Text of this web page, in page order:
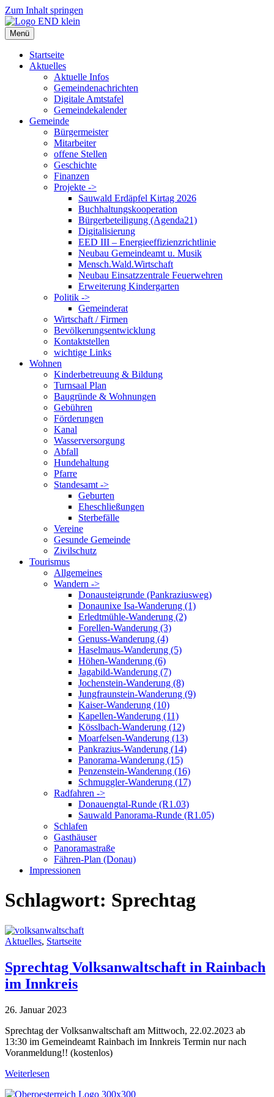
Zum Inhalt springen
Menü
Startseite
Aktuelles
Aktuelle Infos
Gemeindenachrichten
Digitale Amtstafel
Gemeindekalender
Gemeinde
Bürgermeister
Mitarbeiter
offene Stellen
Geschichte
Finanzen
Projekte ->
Sauwald Erdäpfel Kirtag 2026
Buchhaltungskooperation
Bürgerbeteiligung (Agenda21)
Digitalisierung
EED III – Energieeffizienzrichtlinie
Neubau Gemeindeamt u. Musik
Mensch.Wald.Wirtschaft
Neubau Einsatzzentrale Feuerwehren
Erweiterung Kindergarten
Politik ->
Gemeinderat
Wirtschaft / Firmen
Bevölkerungsentwicklung
Kontaktstellen
wichtige Links
Wohnen
Kinderbetreuung & Bildung
Turnsaal Plan
Baugründe & Wohnungen
Gebühren
Förderungen
Kanal
Wasserversorgung
Abfall
Hundehaltung
Pfarre
Standesamt ->
Geburten
Eheschließungen
Sterbefälle
Vereine
Gesunde Gemeinde
Zivilschutz
Tourismus
Allgemeines
Wandern ->
Donausteigrunde (Pankraziusweg)
Donaunixe Isa-Wanderung (1)
Erledtmühle-Wanderung (2)
Forellen-Wanderung (3)
Genuss-Wanderung (4)
Haselmaus-Wanderung (5)
Höhen-Wanderung (6)
Jagabild-Wanderung (7)
Jochenstein-Wanderung (8)
Jungfraunstein-Wanderung (9)
Kaiser-Wanderung (10)
Kapellen-Wanderung (11)
Kösslbach-Wanderung (12)
Moarfelsen-Wanderung (13)
Pankrazius-Wanderung (14)
Panorama-Wanderung (15)
Penzenstein-Wanderung (16)
Schmuggler-Wanderung (17)
Radfahren ->
Donauengtal-Runde (R1.03)
Sauwald Panorama-Runde (R1.05)
Schlafen
Gasthäuser
Panoramastraße
Fähren-Plan (Donau)
Impressionen
Schlagwort: Sprechtag
Aktuelles, Startseite
Sprechtag Volksanwaltschaft in Rainbach
im Innkreis
26. Januar 2023
Sprechtag der Volksanwaltschaft am Mittwoch, 22.02.2023 ab
13:30 im Gemeindeamt Rainbach im Innkreis Termin nur nach
Voranmeldung!! (kostenlos)
Weiterlesen